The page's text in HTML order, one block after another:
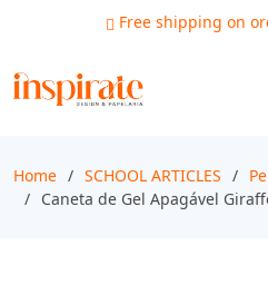
Free shipping on
Home SCHOOL ARTICLES
Caneta de Gel Apagável